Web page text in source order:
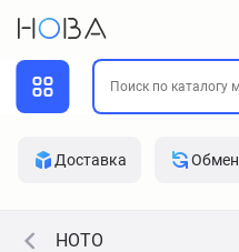
Доставка Обмен
HOTO